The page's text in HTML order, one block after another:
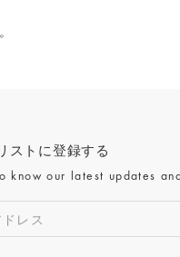
ストに登録する
know our latest updates